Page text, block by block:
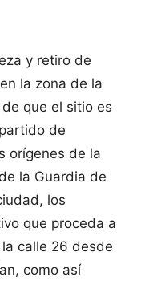
y retiro de
la zona de la
que el sitio es
de
orígenes de la
la Guardia de
los
que proceda a
calle 26 desde
como así